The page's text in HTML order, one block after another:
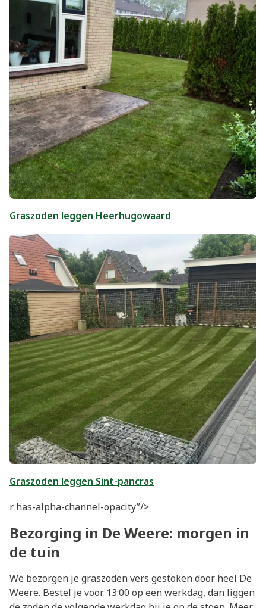
Graszoden leggen Heerhugowaard
Graszoden leggen Sint-pancras
r has-alpha-channel-opacity”/>
Bezorging in De Weere: morgen in
de tuin
We bezorgen je graszoden vers gestoken door heel De
Weere. Bestel je voor 13:00 op een werkdag, dan liggen